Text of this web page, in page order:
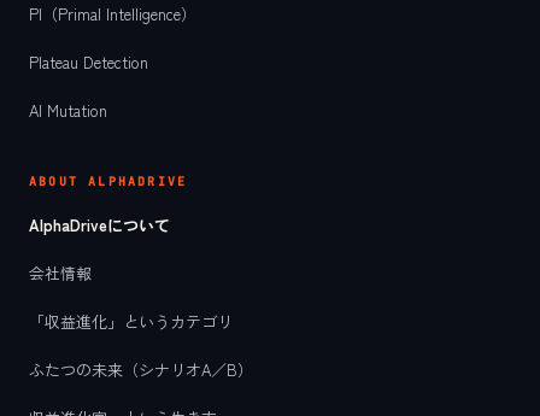
PI（Primal Intelligence）
Plateau Detection
AI Mutation
ABOUT ALPHADRIVE
AlphaDriveについて
会社情報
「収益進化」というカテゴリ
ふたつの未来（シナリオA／B）